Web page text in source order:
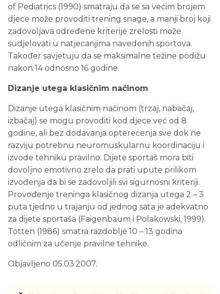
of Pediatrics (1990) smatraju da se sa većim brojem
djece može provoditi trening snage, a manji broj koji
zadovoljava određene kriterije zrelosti može
sudjelovati u natjecanjima navedenih sportova.
Također savjetuju da se maksimalne težine podižu
nakon 14 odnosno 16 godine.
Dizanje utega klasičnim načinom
Dizanje utega klasičnim načinom (trzaj, nabačaj,
izbačaj) se mogu provoditi kod djece već od 8
godine, ali bez dodavanja opterećenja sve dok ne
razviju potrebnu neuromuskularnu koordinaciju i
izvode tehniku pravilno. Dijete sportaš mora biti
dovoljno emotivno zrelo da prati upute prilikom
izvođenja da bi se zadovoljili svi sigurnosni kriteriji.
Provođenje treninga klasičnog dizanja utega 2 – 3
puta tjedno u trajanju od jednog sata je adekvatno
za dijete sportaša (Faigenbaum i Polakowski, 1999).
Totten (1986) smatra razdoblje 10 – 13 godina
odličnim za učenje pravilne tehnike.
Objavljeno 05.03.2007.